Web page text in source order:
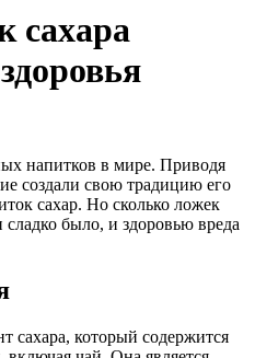
сахара
напитков в мире. Приводя
создали свою традицию его
сахар. Но сколько ложек
было, и здоровью вреда
сахара, который содержится